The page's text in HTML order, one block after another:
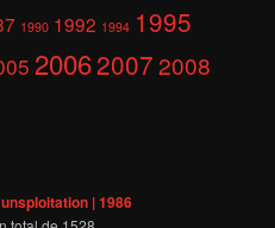
1990 1992 1994 1995
200620072008
| 1986